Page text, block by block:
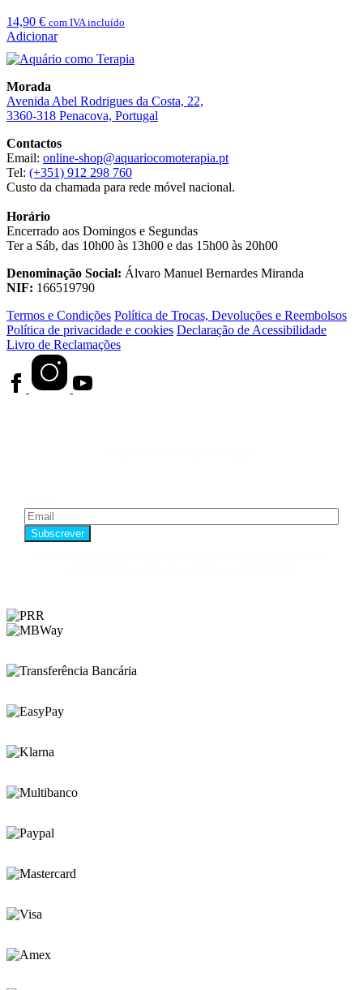
14,90 € com IVA incluído
Adicionar
Morada
Avenida Abel Rodrigues da Costa, 22,
3360-318 Penacova, Portugal
Contactos
Email: online-shop@aquariocomoterapia.pt
Tel: (+351) 912 298 760
Custo da chamada para rede móvel nacional.
Horário
Encerrado aos Domingos e Segundas
Ter a Sáb, das 10h00 às 13h00 e das 15h00 às 20h00
Denominação Social: Álvaro Manuel Bernardes Miranda
NIF: 166519790
Termos e Condições Política de Trocas, Devoluções e Reembolsos
Política de privacidade e cookies Declaração de Acessibilidade
Livro de Reclamações